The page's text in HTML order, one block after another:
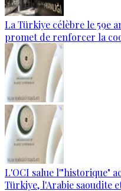
La Türkiye célèbre le 59e
promet de renforcer la
L'OCI salue l'"historique"
Türkiye, l'Arabie saoudite